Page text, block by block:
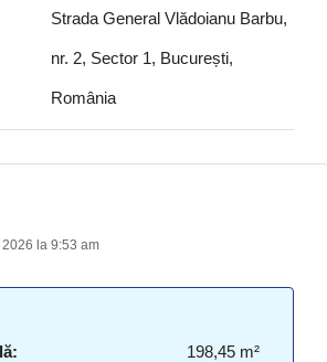
Strada General Vlădoianu Barbu,
nr. 2, Sector 1, București,
România
la 9:53 am
198,45 m²